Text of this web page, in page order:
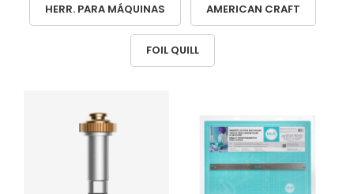
HERR. PARA MÁQUINAS AMERICAN CRAFT
FOIL QUILL